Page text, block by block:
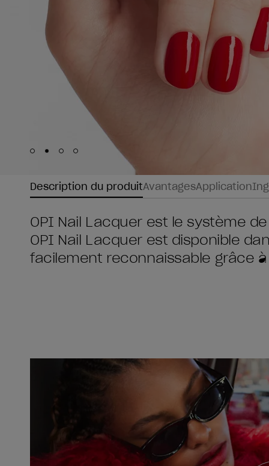
Skip to slide
Skip to slide
Skip to slide3
Skip to slide
Description du produitAvantagesApplication
OPI Nail Lacquer est le système
OPI Nail Lacquer est disponible
facilement reconnaissable grâce